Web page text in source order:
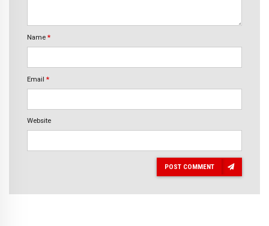
Name *
Email *
Website
POST COMMENT